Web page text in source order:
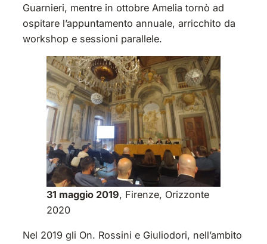
Guarnieri, mentre in ottobre Amelia tornò ad
ospitare l’appuntamento annuale, arricchito da
workshop e sessioni parallele.
31 maggio 2019, Firenze, Orizzonte
2020
Nel 2019 gli On. Rossini e Giuliodori, nell’ambito